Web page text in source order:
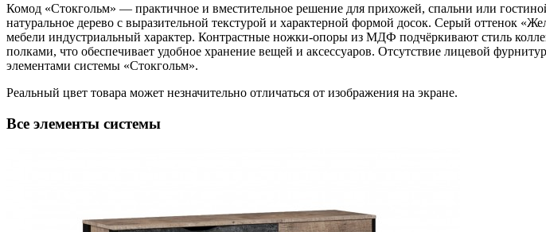
Комод «Стокгольм» — практичное и вместительное решение для прихожей, спальни или
натуральное дерево с выразительной текстурой и характерной формой досок. Серый оттенок
мебели индустриальный характер. Контрастные ножки-опоры из МДФ подчёркивают стиль
полками, что обеспечивает удобное хранение вещей и аксессуаров. Отсутствие лицевой
элементами системы «Стокгольм».
Реальный цвет товара может незначительно отличаться от изображения на экране.
Все элементы системы